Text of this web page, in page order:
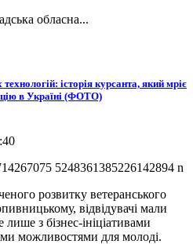
обласна...
технологій: історія курсанта, який мріє
в Україні (ФОТО)
розвитку ветеранського
відвідувачі мали
з бізнес-ініціативами
можливостями для молоді.